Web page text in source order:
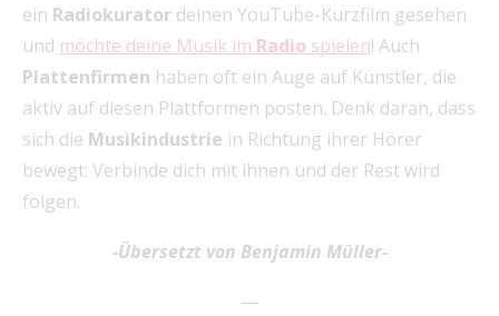
ein Radiokurator deinen YouTube-Kurzfilm gesehen
und möchte deine Musik im Radio spielen! Auch
Plattenfirmen haben oft ein Auge auf Künstler, die
aktiv auf diesen Plattformen posten. Denk daran, dass
sich die Musikindustrie in Richtung ihrer Hörer
bewegt: Verbinde dich mit ihnen und der Rest wird
folgen.
-Übersetzt von Benjamin Müller-
—